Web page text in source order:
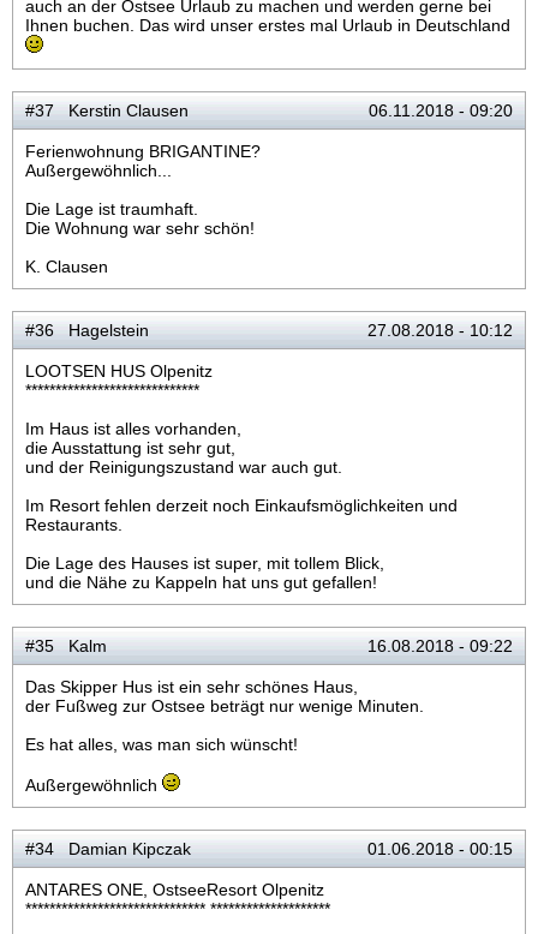
auch an der Ostsee Urlaub zu machen und werden gerne bei
Ihnen buchen. Das wird unser erstes mal Urlaub in Deutschland
#37 Kerstin Clausen 06.11.2018 - 09:20
Ferienwohnung BRIGANTINE?
Außergewöhnlich...
Die Lage ist traumhaft.
Die Wohnung war sehr schön!
K. Clausen
#36 Hagelstein 27.08.2018 - 10:12
LOOTSEN HUS Olpenitz
*****************************
Im Haus ist alles vorhanden,
die Ausstattung ist sehr gut,
und der Reinigungszustand war auch gut.
Im Resort fehlen derzeit noch Einkaufsmöglichkeiten und
Restaurants.
Die Lage des Hauses ist super, mit tollem Blick,
und die Nähe zu Kappeln hat uns gut gefallen!
#35 Kalm 16.08.2018 - 09:22
Das Skipper Hus ist ein sehr schönes Haus,
der Fußweg zur Ostsee beträgt nur wenige Minuten.
Es hat alles, was man sich wünscht!
Außergewöhnlich
#34 Damian Kipczak 01.06.2018 - 00:15
ANTARES ONE, OstseeResort Olpenitz
****************************** ********************